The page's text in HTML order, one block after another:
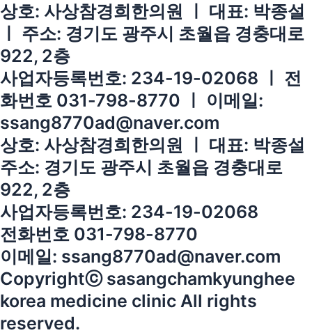
상호: 사상참경희한의원 ㅣ 대표: 박종설
ㅣ 주소: 경기도 광주시 초월읍 경충대로
922, 2층
사업자등록번호: 234-19-02068 ㅣ 전
화번호 031-798-8770 ㅣ 이메일:
ssang8770ad@naver.com
상호: 사상참경희한의원 ㅣ 대표: 박종설
주소: 경기도 광주시 초월읍 경충대로
922, 2층
사업자등록번호: 234-19-02068
전화번호 031-798-8770
이메일: ssang8770ad@naver.com
Copyrightⓒ sasangchamkyunghee
korea medicine clinic All rights
reserved.